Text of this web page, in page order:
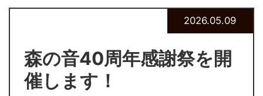
森の音40周年感謝祭を開
催します！
2026.05.09